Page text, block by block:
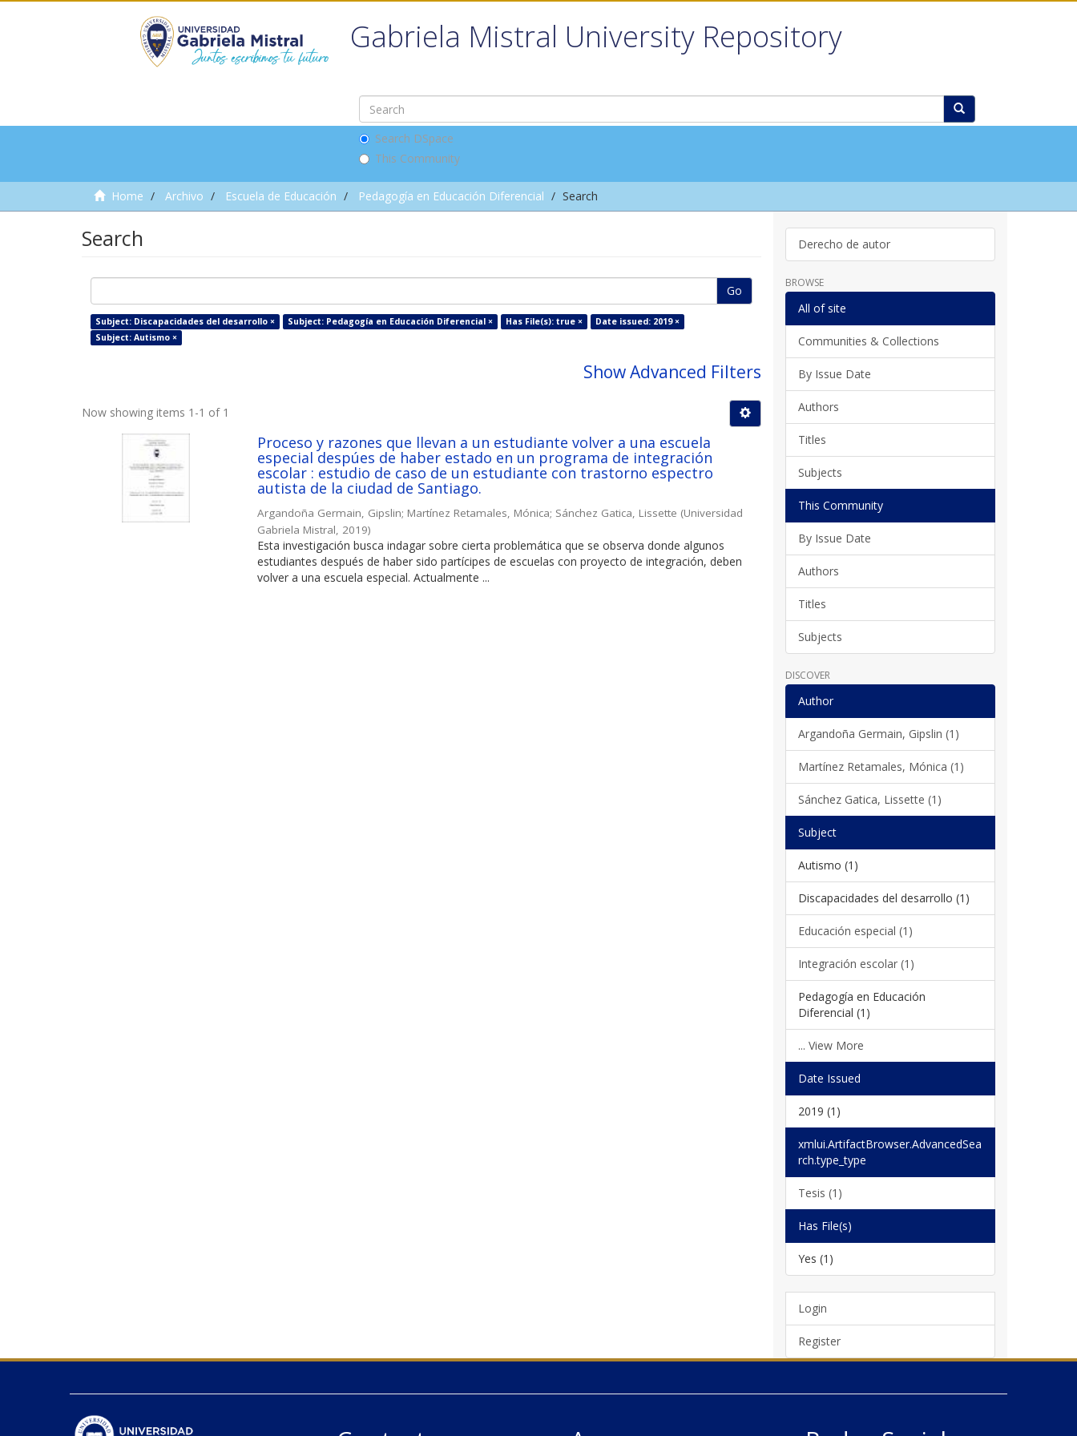
Gabriela Mistral University Repository
Search DSpace
This Community
Home Archivo Escuela de Educación Pedagogía en Educación Diferencial Search
Search
Go
Subject: Discapacidades del desarrollo × Subject: Pedagogía en Educación Diferencial × Has File(s): true ×
Date issued: 2019 ×
Subject: Autismo ×
Show Advanced Filters
Now showing items 1-1 of 1
Proceso y razones que llevan a un estudiante volver a una escuela
especial despúes de haber estado en un programa de integración
escolar : estudio de caso de un estudiante con trastorno espectro
autista de la ciudad de Santiago.
Argandoña Germain, Gipslin; Martínez Retamales, Mónica; Sánchez Gatica, Lissette (Universidad
Gabriela Mistral 2019)
Esta investigación busca indagar sobre cierta problemática que se observa donde algunos
estudiantes después de haber sido partícipes de escuelas con proyecto de integración, deben
volver a una escuela especial. Actualmente ...
Derecho de autor
BROWSE
All of site
Communities & Collections
By Issue Date
Authors
Titles
Subjects
This Community
By Issue Date
Authors
Titles
Subjects
DISCOVER
Author
Argandoña Germain, Gipslin (1)
Martínez Retamales, Mónica (1)
Sánchez Gatica, Lissette (1)
Subject
Autismo (1)
Discapacidades del desarrollo (1)
Educación especial (1)
Integración escolar (1)
Pedagogía en Educación
Diferencial (1)
... View More
Date Issued
2019 (1)
xmlui.ArtifactBrowser.AdvancedSea
rch.type_type
Tesis (1)
Has File(s)
Yes (1)
Login
Register